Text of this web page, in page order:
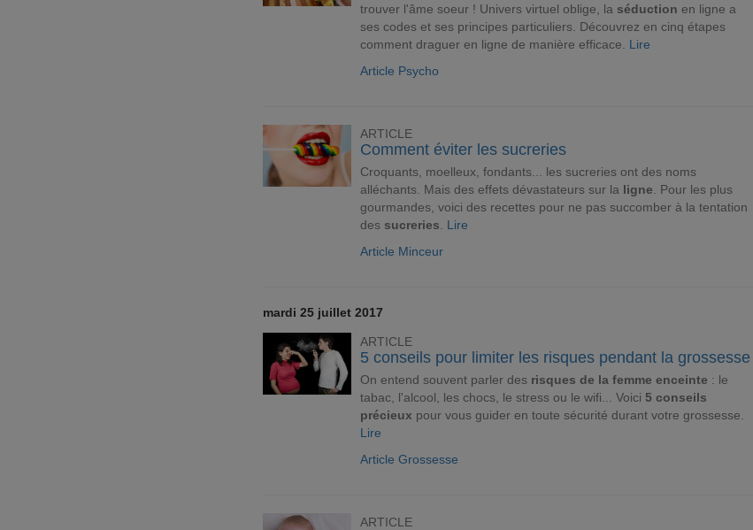
trouver l'âme soeur ! Univers virtuel oblige, la séduction en ligne a
ses codes et ses principes particuliers. Découvrez en cinq étapes
comment draguer en ligne de manière efficace. Lire
Article Psycho
ARTICLE
Comment éviter les sucreries
Croquants, moelleux, fondants... les sucreries ont des noms
alléchants. Mais des effets dévastateurs sur la ligne . Pour les plus
gourmandes, voici des recettes pour ne pas succomber à la tentation
des sucreries
Lire
Article Minceur
mardi 25 juillet 2017
ARTICLE
5 conseils pour limiter les risques pendant la grossesse
On entend souvent parler des risques de la femme enceinte : le
tabac, l'alcool, les chocs, le stress ou le wifi... Voici 5 conseils
précieux pour vous guider en toute sécurité durant votre grossesse.
Lire
Article Grossesse
ARTICLE